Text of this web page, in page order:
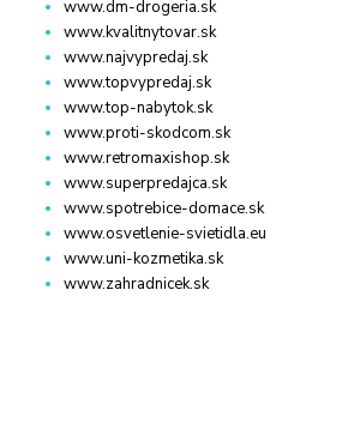
www.dm-drogeria.sk
www.kvalitnytovar.sk
www.najvypredaj.sk
www.topvypredaj.sk
www.top-nabytok.sk
www.proti-skodcom.sk
www.retromaxishop.sk
www.superpredajca.sk
www.spotrebice-domace.sk
www.osvetlenie-svietidla.eu
www.uni-kozmetika.sk
www.zahradnicek.sk